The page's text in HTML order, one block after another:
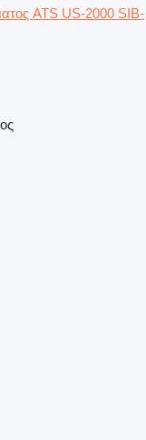
ATS US-2000 SIB-